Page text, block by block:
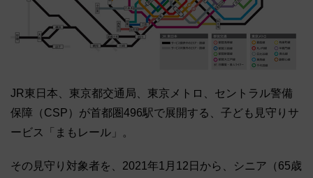
JR東日本、東京都交通局、東京メトロ、セントラル警備
保障（CSP）が首都圏496駅で展開する、子ども見守りサ
ービス「まもレール」。
その見守り対象者を、2021年1月12日から、シニア（65歳